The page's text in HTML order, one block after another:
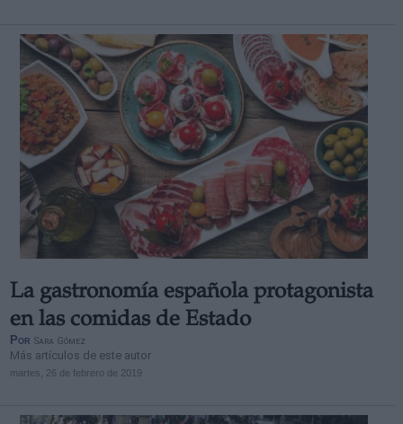
La gastronomía española protagonista
en las comidas de Estado
Por Sara Gómez
Más artículos de este autor
martes, 26 de febrero de 2019